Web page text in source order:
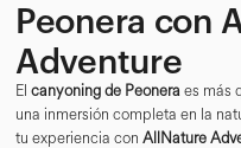
Peonera con
Adventure
El canyoning de Peoneraes más
una inmersión completa en la
tu experiencia con AllNature